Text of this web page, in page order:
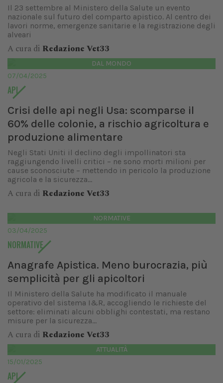
Il 23 settembre al Ministero della Salute un evento
nazionale sul futuro del comparto apistico. Al centro dei
lavori norme, emergenze sanitarie e la registrazione degli
alveari
A cura di Redazione Vet33
DAL MONDO
07/04/2025
API
Crisi delle api negli Usa: scomparse il
60% delle colonie, a rischio agricoltura e
produzione alimentare
Negli Stati Uniti il declino degli impollinatori sta
raggiungendo livelli critici – ne sono morti milioni per
cause sconosciute – mettendo in pericolo la produzione
agricola e la sicurezza...
A cura di Redazione Vet33
NORMATIVE
03/04/2025
NORMATIVE
Anagrafe Apistica. Meno burocrazia, più
semplicità per gli apicoltori
Il Ministero della Salute ha modificato il manuale
operativo del sistema I&R, accogliendo le richieste del
settore: eliminati alcuni obblighi contestati, ma restano
misure per la sicurezza...
A cura di Redazione Vet33
ATTUALITÀ
15/01/2025
API